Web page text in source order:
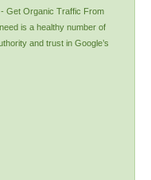
Get Organic Traffic From
is a healthy number of
and trust in Google’s